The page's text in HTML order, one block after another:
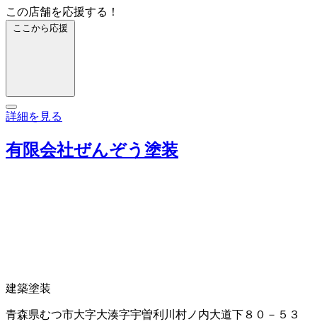
この店舗を応援する！
ここから応援
詳細を見る
有限会社ぜんぞう塗装
建築塗装
青森県むつ市大字大湊字宇曽利川村ノ内大道下８０－５３